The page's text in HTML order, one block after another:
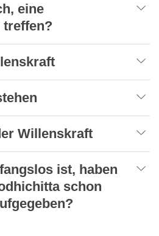
eine
treffen?
Willenskraft
ist, haben
schon